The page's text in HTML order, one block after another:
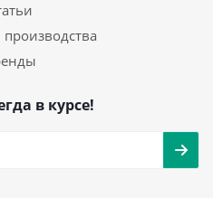
в курсе!